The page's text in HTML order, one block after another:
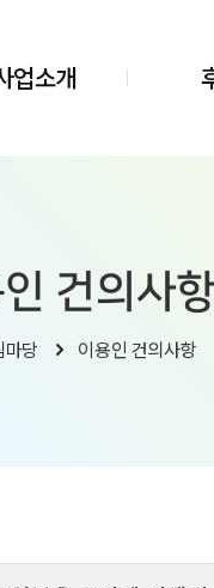
업소개
건의사항
마당 이용인 건의사항